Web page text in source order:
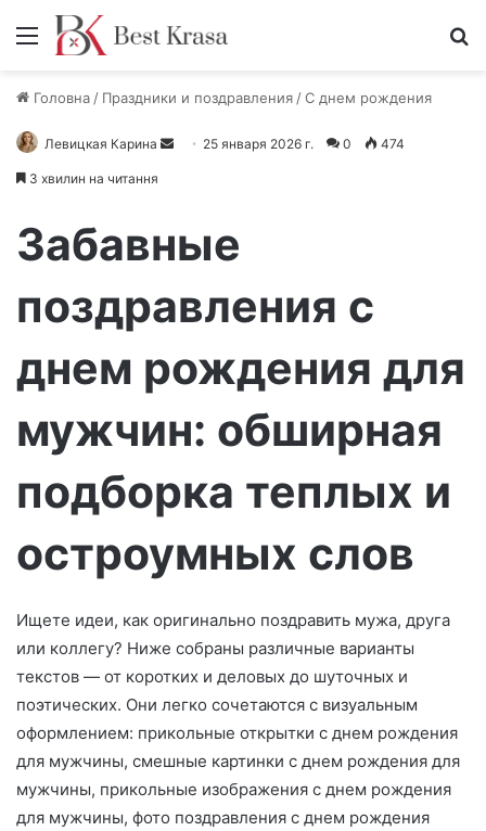
Меню
Головна / Праздники и поздравления /С днем рождения
Левицкая Карина
и
т
п
с
м
о
25 января 2026 г. 0 474
3 хвилин на читання
Забавные
поздравления с
днем рождения для
мужчин: обширная
подборка теплых и
остроумных слов
Ищете идеи, как оригинально поздравить мужа, друга
или коллегу? Ниже собраны различные варианты
текстов — от коротких и деловых до шуточных и
поэтических. Они легко сочетаются с визуальным
оформлением: прикольные открытки с днем рождения
для мужчины, смешные картинки с днем рождения для
мужчины, прикольные изображения с днем рождения
для мужчины, фото поздравления с днем рождения